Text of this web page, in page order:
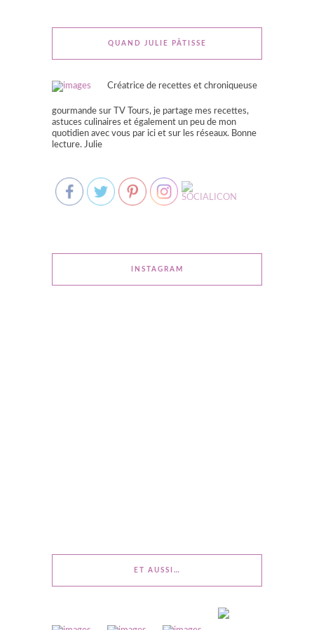
QUAND JULIE PÂTISSE
Créatrice de recettes et chroniqueuse
gourmande sur TV Tours, je partage mes recettes,
astuces culinaires et également un peu de mon
quotidien avec vous par ici et sur les réseaux. Bonne
lecture. Julie
INSTAGRAM
ET AUSSI…